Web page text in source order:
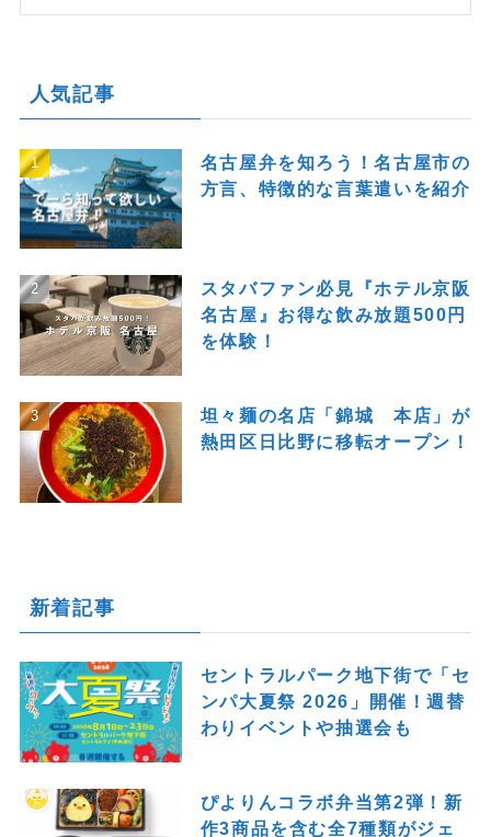
人気記事
名古屋弁を知ろう！名古屋市の
方言、特徴的な言葉遣いを紹介
スタバファン必見『ホテル京阪
名古屋』お得な飲み放題500円
を体験！
坦々麺の名店「錦城 本店」が
熱田区日比野に移転オープン！
新着記事
セントラルパーク地下街で「セ
ンパ大夏祭 2026」開催！週替
わりイベントや抽選会も
ぴよりんコラボ弁当第2弾！新
作3商品を含む全7種類がジェ